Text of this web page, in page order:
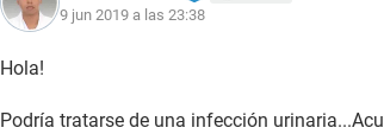
9 jun 2019 a las 23:38
Hola!
Podría tratarse de una infección